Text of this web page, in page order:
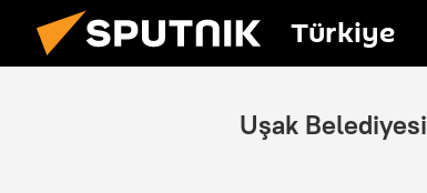
Türkiye
Uşak Belediyesi